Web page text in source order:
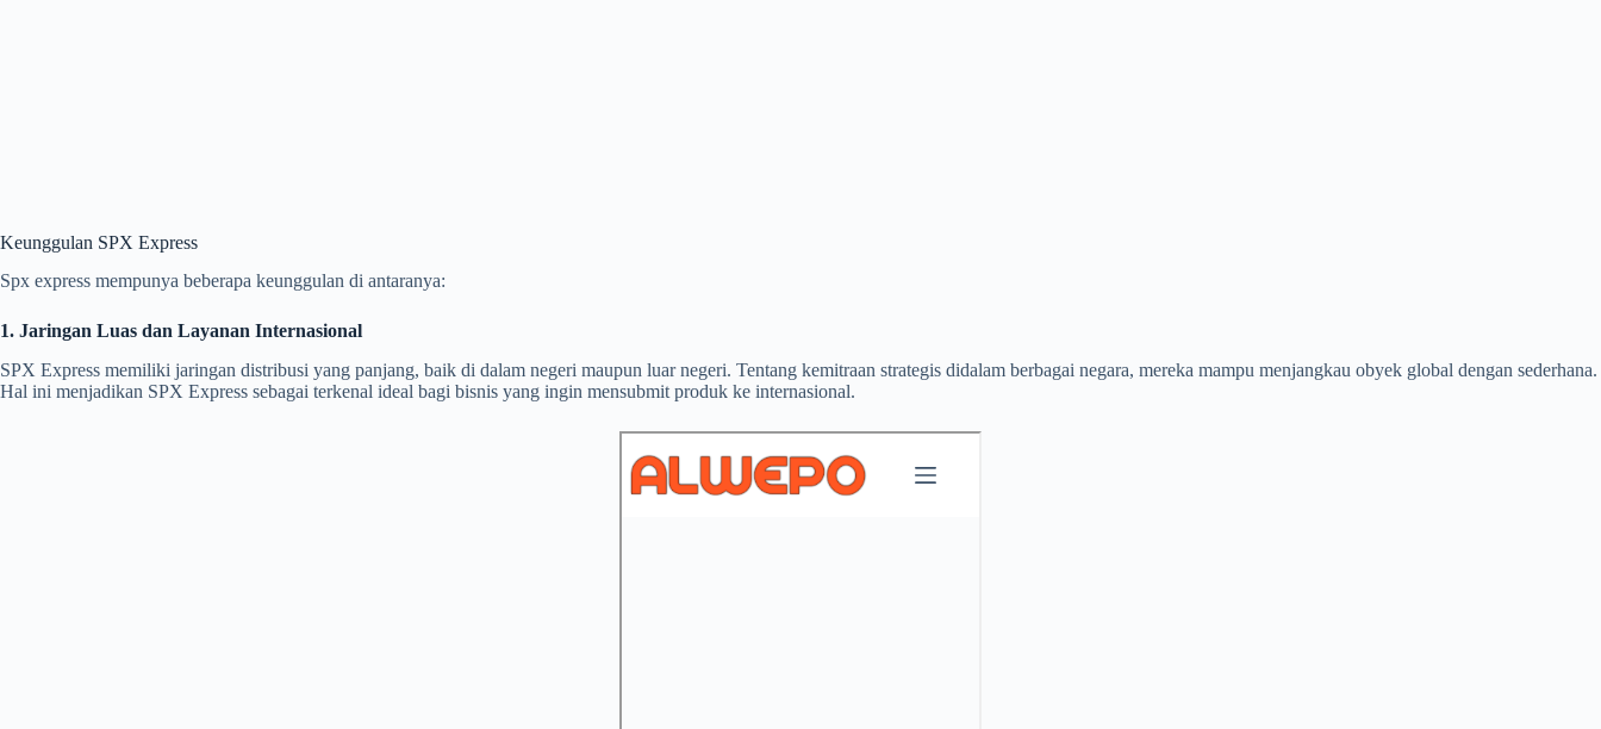
Keunggulan SPX Express
Spx express mempunya beberapa keunggulan di antaranya:
1. Jaringan Luas dan Layanan Internasional
SPX Express memiliki jaringan distribusi yang panjang, baik di dalam negeri maupun luar negeri. Tentang kemitraan strategis didalam berbagai negara, mereka mampu menjangkau obyek global dengan sederhana.
Hal ini menjadikan SPX Express sebagai terkenal ideal bagi bisnis yang ingin mensubmit produk ke internasional.